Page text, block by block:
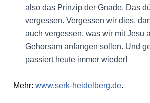
also das Prinzip der Gnade. Das
vergessen. Vergessen wir dies,
auch vergessen, was wir mit Jesu
Gehorsam anfangen sollen. Und
passiert heute immer wieder!
Mehr: www.serk-heidelberg.de.